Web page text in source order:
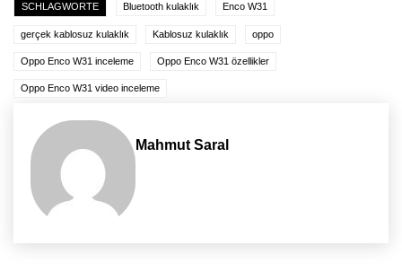
SCHLAGWORTE Bluetooth kulaklık Enco W31
gerçek kablosuz kulaklık Kablosuz kulaklık oppo
Oppo Enco W31 inceleme Oppo Enco W31 özellikler
Oppo Enco W31 video inceleme
Mahmut Saral